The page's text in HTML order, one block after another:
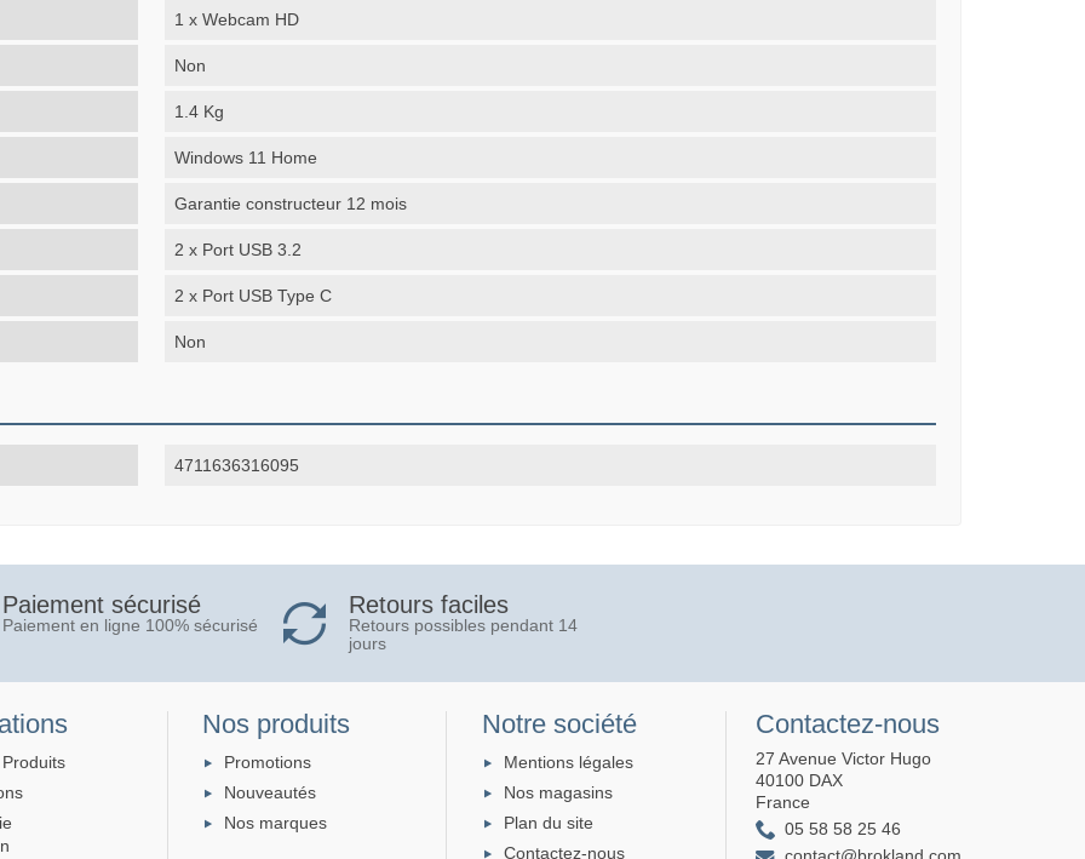
1 x Webcam HD
Non
1.4 Kg
Windows 11 Home
Garantie constructeur 12 mois
2 x Port USB 3.2
2 x Port USB Type C
Non
4711636316095
Paiement sécurisé
Paiement en ligne 100% sécurisé
Retours faciles
Retours possibles pendant 14
jours
Nos produits
Promotions
Nouveautés
Nos marques
Notre société
Mentions légales
Nos magasins
Plan du site
Contactez-nous
Contactez-nous
27 Avenue Victor Hugo
40100 DAX
France
05 58 58 25 46